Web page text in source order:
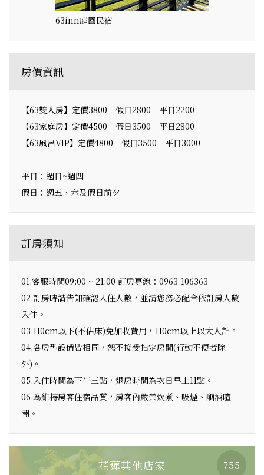
63inn庭園民宿
房價資訊
【63雙人房】定價3800 假日2800 平日2200
【63家庭房】定價4500 假日3500 平日2800
【63風呂VIP】定價4800 假日3500 平日3000
平日：週日~週四
假日：週五、六及假日前夕
訂房須知
01.客服時間09:00 ~ 21:00 訂房專線：0963-106363
02.訂房時請告知確認入住人數，並請您務必配合依訂房人數
入住。
03.110cm以下(不佔床)免加收費用，110cm以上以大人計。
04.各房型設備皆相同，恕不接受指定房間(行動不便者除
外)。
05.入住時間為下午三點，退房時間為次日早上11點。
06.為維持房客住宿品質，房客內嚴禁炊煮、吸煙、酗酒喧
鬧。
花蓮其他店家 755